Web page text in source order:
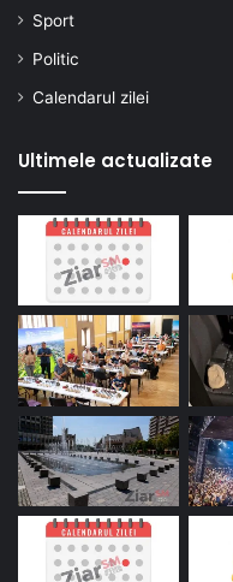
Sport
Politic
Calendarul zilei
Ultimele actualizate